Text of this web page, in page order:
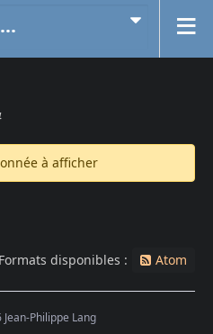
à afficher
Formats disponibles : Atom
Philippe Lang